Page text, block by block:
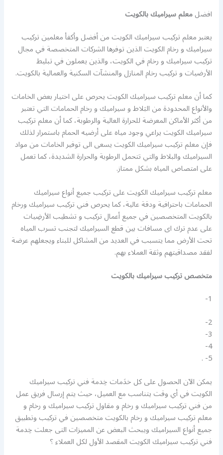
افضلمعلم سيراميك بالكويت
يعتبر معلم تركيب سيراميك الكويت من أفضل وأكفأ معلمين تركيب
سيراميك و رخام الكويت الذين توفرها الشركات المتخصصة في مجال
تركيب سيراميك و رخام في الكويت، والذين يعملون في تبليط
الأرضيات و تركيب رخام المنازل والمنشآت السكنية والعمالية بالكويت.
كما أن معلم تركيب سيراميك الكويت يحرص على اختيار بعض الخامات
والأنواع المحدودة من البَلاط و سيراميك و رخام الحمامات التي تعتبر
من أكثر الأماكن المعرضة للحرارة العالية والرطوبة، كما أن معلم تركيب
سيراميك الكويت يراعي وجود مياه على أرضيه الحمام باستمرار لذلك
فإن معلم تركيب سيراميك الكويت يسعى الى توفير الخامات من مواد
السيراميك والبلاط والتي تتحمل الرطوبة والحرارة الشديدة، كما تعمل
على امتصاص المياه بشكل ممتاز.
معلم تركيب سيراميك الكويت على تركيب جميع أنواع سيراميك
الحمامات باحترافية ودقة عالية، كما يحرص فني تركيب سيراميك ورخام
بالكويت المتخصصين في جميع أعمال تركيب و تشطيب الأرضِيات
على عدم ترك اى مسافات بين قطع السيراميك لتجنب تسرب المياه
تحت الأرض مما يتسبب في العديد من المشاكل للبناء ويجعلهم عرضة
لفقد مصداقيتهم وثقة العملاء بهم.
متخصص تركيب سيراميك بالكويت
1-
2-
3-
4-
5- .
يمكن الآن الحصول على كل خدَمات خِدمة فني تركيب سيراميك
الكويت في أي وقت يتناسب مع العميل، حيث يتم إرسال فريق عمل
من فني تركيب سيراميك و رخام و مقاول تركيب سيراميك و رخام و
معلم تركيب سيراميك و رخام بالكويت متخصصين في تركيب وتطبيق
جميع أنواع السيراميك ويبحث البعض عن المميزات التى جعلت خِدمة
فني تركيب سيراميك الكويت المقصد الأول لكل العملاء ؟